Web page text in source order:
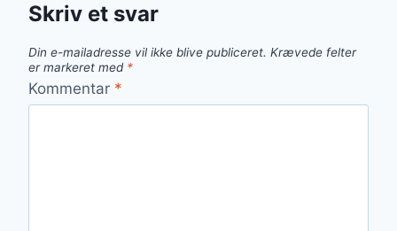
Skriv et svar
Din e-mailadresse vil ikke blive publiceret. Krævede felter
er markeret med *
Kommentar *